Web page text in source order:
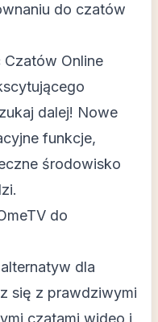
do czatów
Czatów Online
dalej! Nowe
funkcje,
środowisko
do
dla
się z prawdziwymi
czatami wideo i